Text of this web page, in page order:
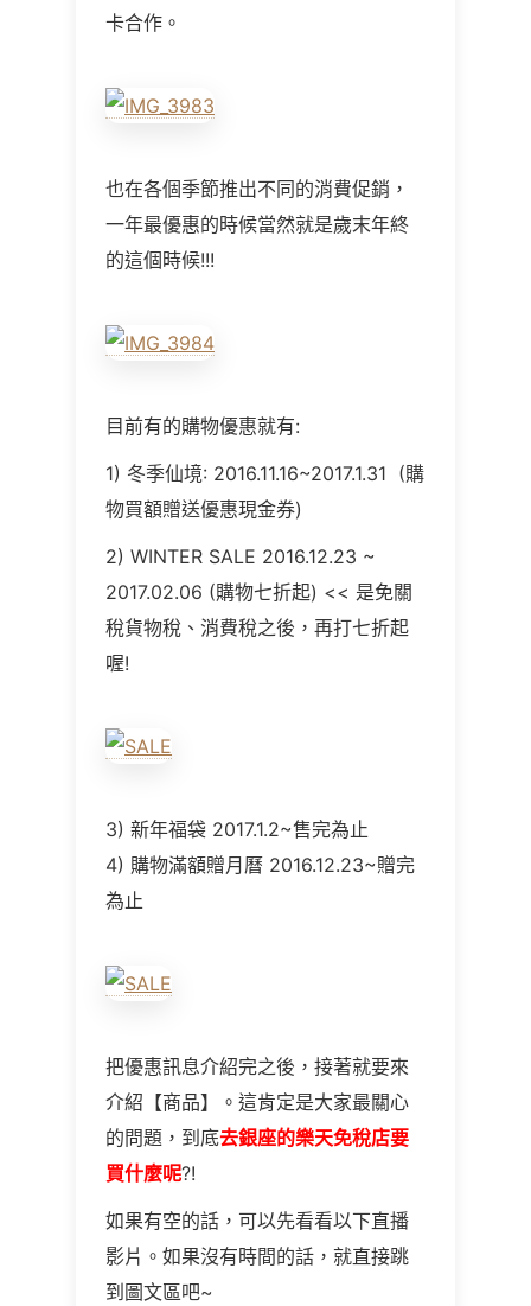
卡合作。
也在各個季節推出不同的消費促銷，
一年最優惠的時候當然就是歲末年終
的這個時候!!!
目前有的購物優惠就有:
1) 冬季仙境: 2016.11.16~2017.1.31 (購
物買額贈送優惠現金券)
2) WINTER SALE 2016.12.23 ~
2017.02.06 (購物七折起) << 是免關
稅貨物稅、消費稅之後，再打七折起
喔!
3) 新年福袋 2017.1.2~售完為止
4) 購物滿額贈月曆 2016.12.23~贈完
為止
把優惠訊息介紹完之後，接著就要來
介紹【商品】。這肯定是大家最關心
的問題，到底去銀座的樂天免稅店要
買什麼呢?!
如果有空的話，可以先看看以下直播
影片。如果沒有時間的話，就直接跳
到圖文區吧~